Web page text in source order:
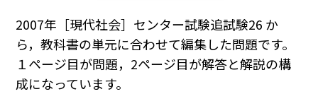
2007年［現代社会］センター試験追試験26 か
ら，教科書の単元に合わせて編集した問題です。
１ページ目が問題，2ページ目が解答と解説の構
成になっています。